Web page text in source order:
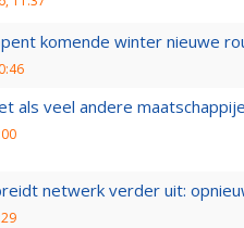
komende winter nieuwe
als veel andere
netwerk verder uit: